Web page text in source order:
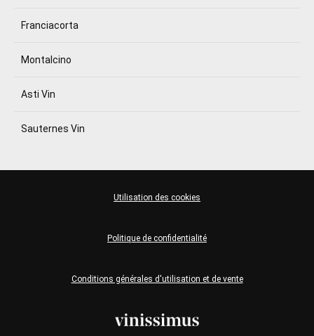
Franciacorta
Montalcino
Asti Vin
Sauternes Vin
Conditions générales d'utilisation et de vente
Politique de confidentialité
Utilisation des cookies